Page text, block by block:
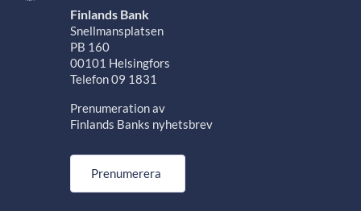
Finlands Bank
Snellmansplatsen
PB 160
00101 Helsingfors
Telefon 09 1831
Prenumeration av
Finlands Banks nyhetsbrev
Prenumerera